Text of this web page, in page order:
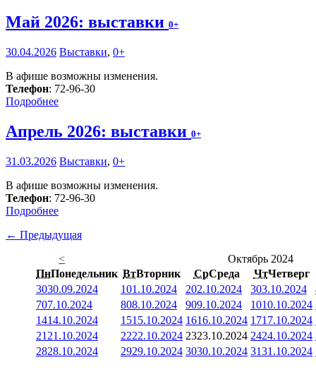
Май 2026: выставки 0+
30.04.2026 Выставки, 0+
В афише возможны изменения.
Телефон: 72-96-30
Подробнее
Апрель 2026: выставки 0+
31.03.2026 Выставки, 0+
В афише возможны изменения.
Телефон: 72-96-30
Подробнее
← Предыдущая
<
Октябрь 2024
ПнПонедельник ВтВторник СрСреда ЧтЧетверг
3030.09.2024 101.10.2024 202.10.2024 303.10.2024
707.10.2024 808.10.2024 909.10.2024 1010.10.2024
1414.10.2024 1515.10.2024 1616.10.2024 1717.10.2024
21 21.10.2024 2222.10.2024 2323.10.2024 2424.10.2024
2828.10.2024 2929.10.2024 3030.10.2024 3131.10.2024